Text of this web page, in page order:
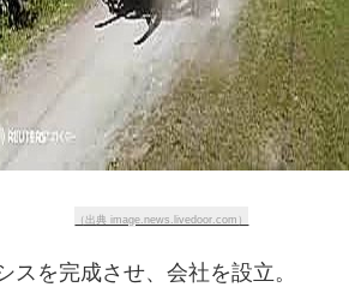
（出典 image.news.livedoor.com）
を完成させ、会社を設立。